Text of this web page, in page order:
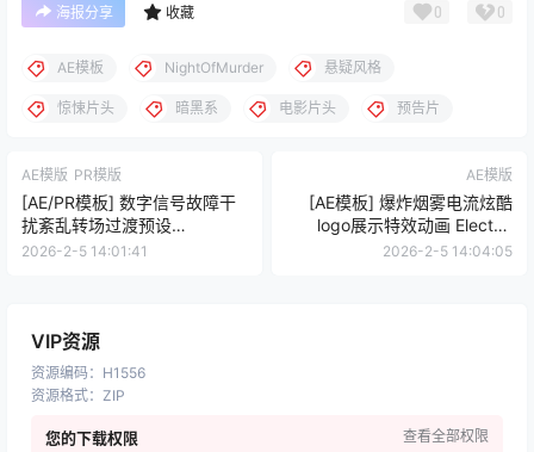
海报分享 收藏 0 0
AE模板 NightOfMurder 悬疑风格
惊悚片头 暗黑系 电影片头 预告片
AE模版 PR模版
[AE/PR模板] 数字信号故障干
扰紊乱转场过渡预设
Morpheus
2026-2-5 14:01:41
AE模版
[AE模板] 爆炸烟雾电流炫酷
logo展示特效动画 Electric
Explosion Logo Reveal
2026-2-5 14:04:05
VIP资源
资源编码： H1556
资源格式： ZIP
您的下载权限 查看全部权限